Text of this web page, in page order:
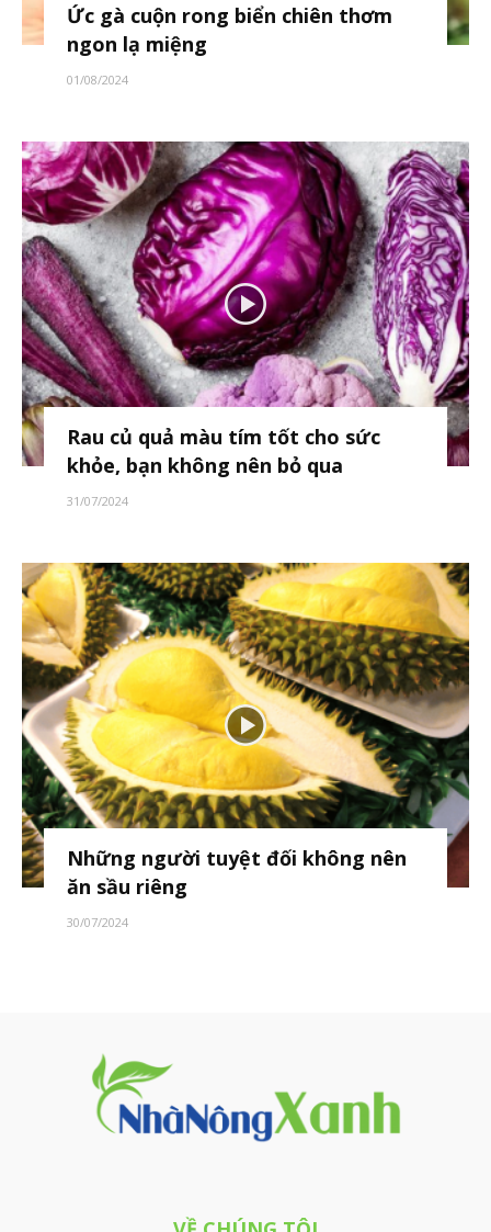
Ức gà cuộn rong biển chiên thơm
ngon lạ miệng
01/08/2024
Rau củ quả màu tím tốt cho sức
khỏe, bạn không nên bỏ qua
31/07/2024
Những người tuyệt đối không nên
ăn sầu riêng
30/07/2024